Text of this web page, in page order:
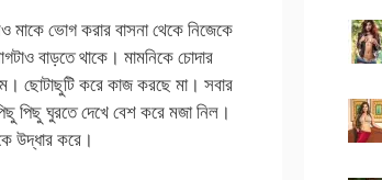
মাকে ভোগ করার বাসনা থেকে নিজেকে
বাড়তে থাকে। মামনিকে চোদার
ছোটাছুটি করে কাজ করছে মা। সবার
পিছু ঘুরতে দেখে বেশ করে মজা নিল।
উদ্ধার করে।